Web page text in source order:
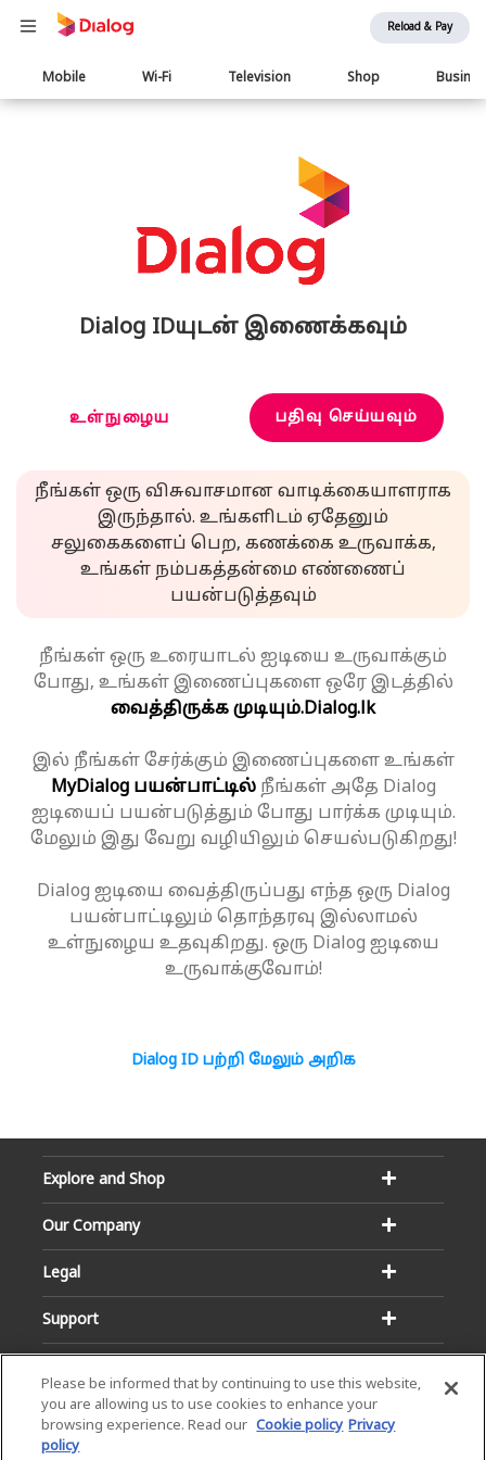
Reload & Pay
Main
navigation
Mobile Wi-Fi Television Shop
Dialog IDயுடன் இணைக்கவும்
உள்நுழைய பதிவு செய்யவும்
நீங்கள் ஒரு விசுவாசமான வாடிக்கையாளராக
இருந்தால். உங்களிடம் ஏதேனும்
சலுகைகளைப் பெற, கணக்கை உருவாக்க,
உங்கள் நம்பகத்தன்மை எண்ணைப்
பயன்படுத்தவும்
நீங்கள் ஒரு உரையாடல் ஐடியை உருவாக்கும்
போது, உங்கள் இணைப்புகளை ஒரே இடத்தில்
வைத்திருக்க முடியும்.Dialog.lk
இல் நீங்கள் சேர்க்கும் இணைப்புகளை உங்கள்
MyDialog பயன்பாட்டில்நீங்கள் அதே Dialog
ஐடியைப் பயன்படுத்தும் போது பார்க்க முடியும்.
மேலும் இது வேறு வழியிலும் செயல்படுகிறது!
Dialog ஐடியை வைத்திருப்பது எந்த ஒரு Dialog
பயன்பாட்டிலும் தொந்தரவு இல்லாமல்
உள்நுழைய உதவுகிறது. ஒரு Dialog ஐடியை
உருவாக்குவோம்!
Dialog ID பற்றி மேலும் அறிக
Explore and Shop
Our Company
Legal
Support
Please be informed that by continuing to use this website,
you are allowing us to use cookies to enhance your
browsing experience. Read our Cookie policy Privacy
policy